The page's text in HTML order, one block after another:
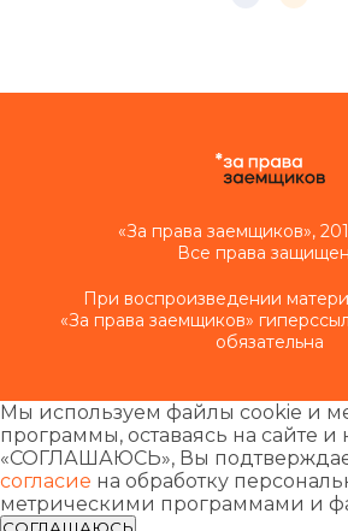
«За права заемщиков»,
Все права
При воспроизведении
«За права заемщиков»
обязательна
Мы используем файлы cookie и
программы, оставаясь на сайте
«СОГЛАШАЮСЬ», Вы
согласие на обработку
метрическими программами и